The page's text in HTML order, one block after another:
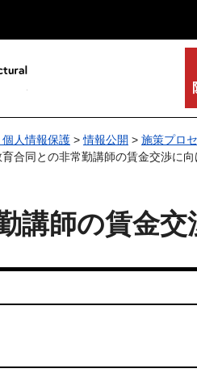
人情報保護 >情報公開 > 施策プロ
育合同との非常勤講師の賃金交渉に
講師の賃金